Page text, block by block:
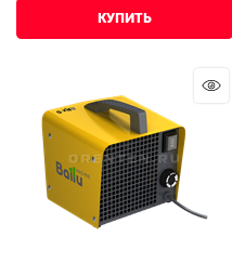
КУПИТЬ